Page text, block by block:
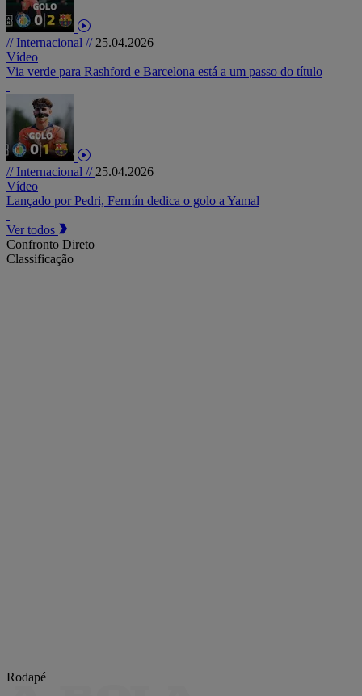
// Internacional // 25.04.2026
Vídeo
Via verde para Rashford e Barcelona está a um passo do título
// Internacional // 25.04.2026
Vídeo
Lançado por Pedri, Fermín dedica o golo a Yamal
Ver todos
Confronto Direto
Classificação
Rodapé